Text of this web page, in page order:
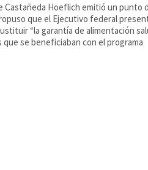
Castañeda Hoeflich emitió un punto
que el Ejecutivo federal
“la garantía de alimentación
se beneficiaban con el programa